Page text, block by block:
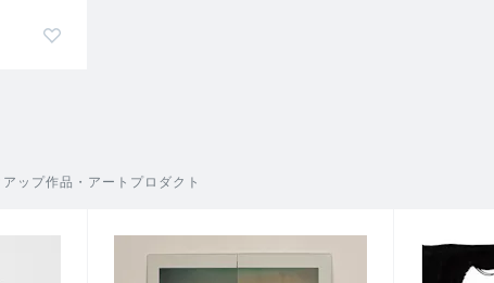
アップ作品・アートプロダクト